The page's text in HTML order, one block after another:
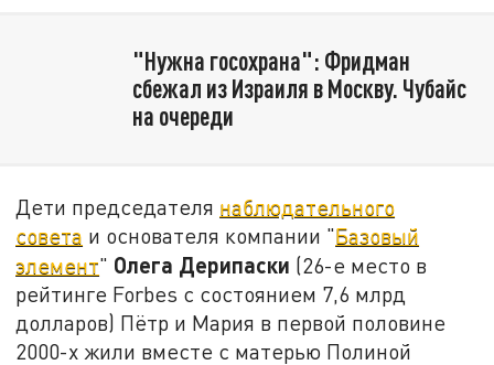
"Нужна госохрана": Фридман
сбежал из Израиля в Москву. Чубайс
на очереди
Дети председателя наблюдательного
совета и основателя компании "Базовый
элемент" Олега Дерипаски (26-е место в
рейтинге Forbes с состоянием 7,6 млрд
долларов) Пётр и Мария в первой половине
2000-х жили вместе с матерью Полиной